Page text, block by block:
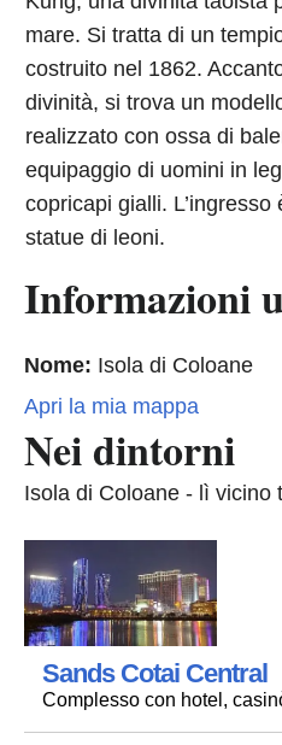
mare. Si tratta di un
costruito nel 1862.
divinità, si trova un
realizzato con ossa di
equipaggio di uomini in
copricapi gialli.
statue di leoni.
Informazioni
Nome: Isola di Coloane
Apri la mia mappa
Nei dintorni
Isola di Coloane - lì vicino
Sands Cotai Central
Complesso con hotel,